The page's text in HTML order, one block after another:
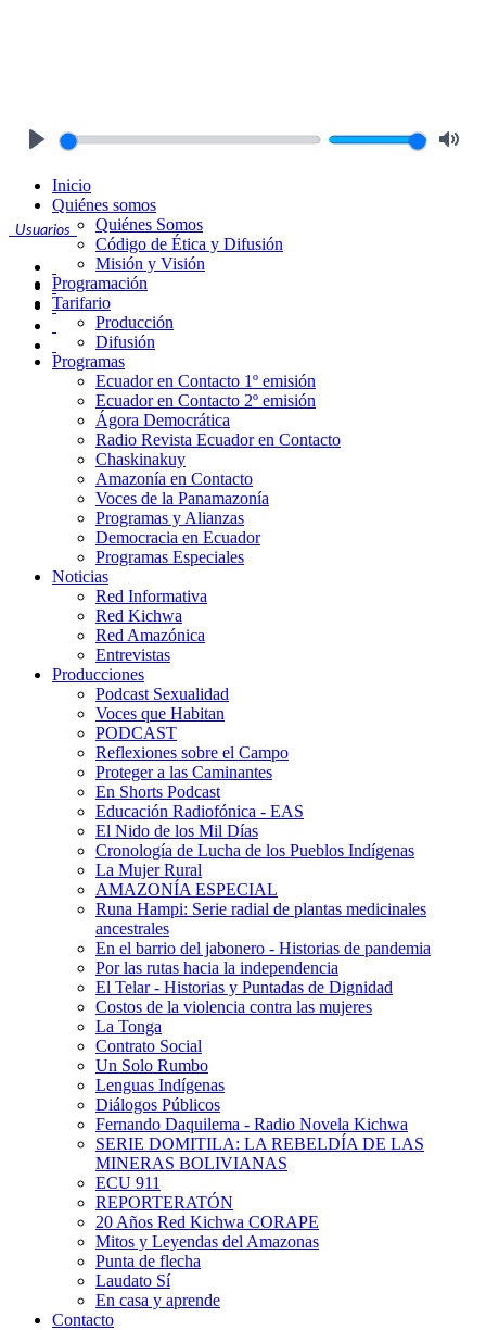
Usuarios
Inicio
Quiénes somos
Quiénes Somos
Código de Ética y Difusión
Misión y Visión
Programación
Tarifario
Producción
Difusión
Programas
Ecuador en Contacto 1º emisión
Ecuador en Contacto 2º emisión
Ágora Democrática
Radio Revista Ecuador en Contacto
Chaskinakuy
Amazonía en Contacto
Voces de la Panamazonía
Programas y Alianzas
Democracia en Ecuador
Programas Especiales
Noticias
Red Informativa
Red Kichwa
Red Amazónica
Entrevistas
Producciones
Podcast Sexualidad
Voces que Habitan
PODCAST
Reflexiones sobre el Campo
Proteger a las Caminantes
En Shorts Podcast
Educación Radiofónica - EAS
El Nido de los Mil Días
Cronología de Lucha de los Pueblos Indígenas
La Mujer Rural
AMAZONÍA ESPECIAL
Runa Hampi: Serie radial de plantas medicinales
ancestrales
En el barrio del jabonero - Historias de pandemia
Por las rutas hacia la independencia
El Telar - Historias y Puntadas de Dignidad
Costos de la violencia contra las mujeres
La Tonga
Contrato Social
Un Solo Rumbo
Lenguas Indígenas
Diálogos Públicos
Fernando Daquilema - Radio Novela Kichwa
SERIE DOMITILA: LA REBELDÍA DE LAS
MINERAS BOLIVIANAS
ECU 911
REPORTERATÓN
20 Años Red Kichwa CORAPE
Mitos y Leyendas del Amazonas
Punta de flecha
Laudato Sí
En casa y aprende
Contacto